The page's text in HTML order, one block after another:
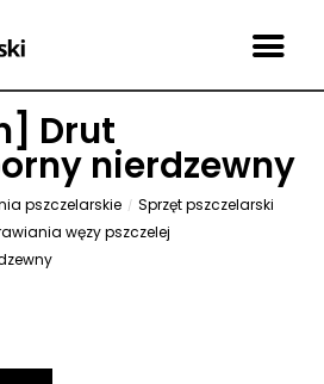
] Drut
nierdzewny
pszczelarskie
Sprzęt pszczelarski
węzy pszczelej